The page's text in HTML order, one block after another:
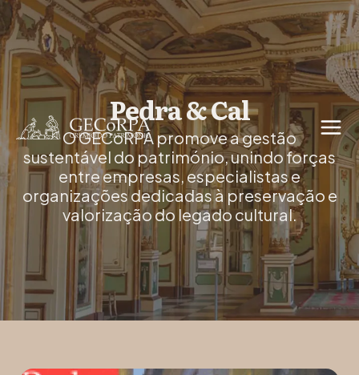
Pedra & Cal
O GECoRPA promove a gestão
sustentável do património, unindo forças
entre empresas, especialistas e
organizações dedicadas à preservação e
valorização do legado cultural.